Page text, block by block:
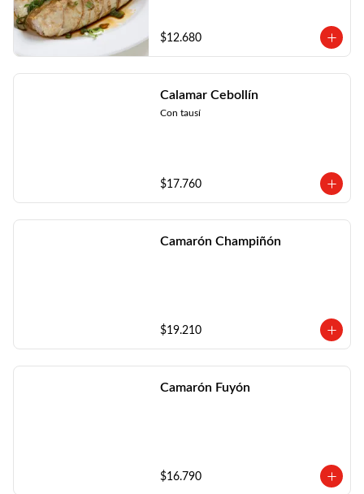
$12.680
Calamar Cebollín
Con tausí
$17.760
Camarón Champiñón
$19.210
Camarón Fuyón
$16.790